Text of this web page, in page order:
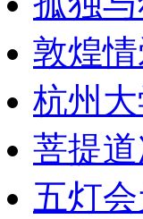
敦煌
杭州
菩提
五灯